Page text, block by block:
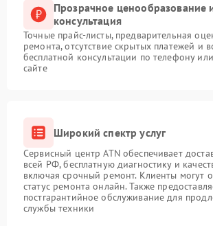
Прозрачное ценообразование
консультация
Точные прайс-листы, предварительная
ремонта, отсутствие скрытых платежей и
бесплатной консультации по телефону
сайте
Широкий спектр услуг
Сервисный центр ATN обеспечивает
всей РФ, бесплатную диагностику и
включая срочный ремонт. Клиенты могут
статус ремонта онлайн. Также
постгарантийное обслуживание для
службы техники